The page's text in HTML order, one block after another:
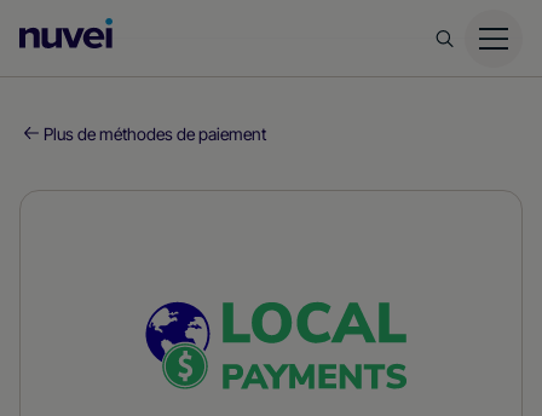
d’accueil
Plus de méthodes de paiement